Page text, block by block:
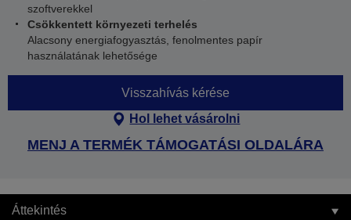
szoftverekkel
Csökkentett környezeti terhelés
Alacsony energiafogyasztás, fenolmentes papír
használatának lehetősége
Visszahívás kérése
Hol lehet vásárolni
MENJ A TERMÉK TÁMOGATÁSI OLDALÁRA
Áttekintés